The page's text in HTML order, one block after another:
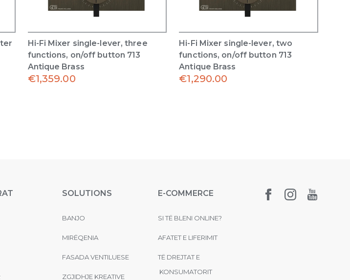
Hi-Fi Mixer single-lever, three
functions, on/off button 713
Antique Brass
€1,359.00
Hi-Fi Mixer single-lever, two
functions, on/off button 713
Antique Brass
€1,290.00
SOLUTIONS
BANJO
MIRËQENIA
FASADA VENTILUESE
ZGJIDHJE KREATIVE
E-COMMERCE
SI TË BLENI ONLINE?
AFATET E LIFERIMIT
TË DREJTAT E
KONSUMATORIT